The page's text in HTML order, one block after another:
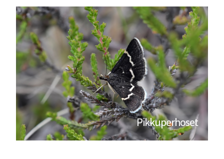
Pikkuperhoset